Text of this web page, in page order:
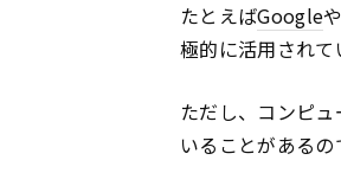
たとえばGoogle
極的に活用されて
ただし、コンピ
いることがあるの